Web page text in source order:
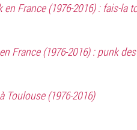
en France (1976-2016) : fais-la
France (1976-2016) : punk
Toulouse (1976-2016)